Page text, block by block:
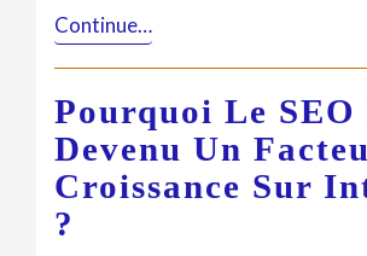
Continue…
Pourquoi Le SEO
Devenu Un
Croissance Sur
?